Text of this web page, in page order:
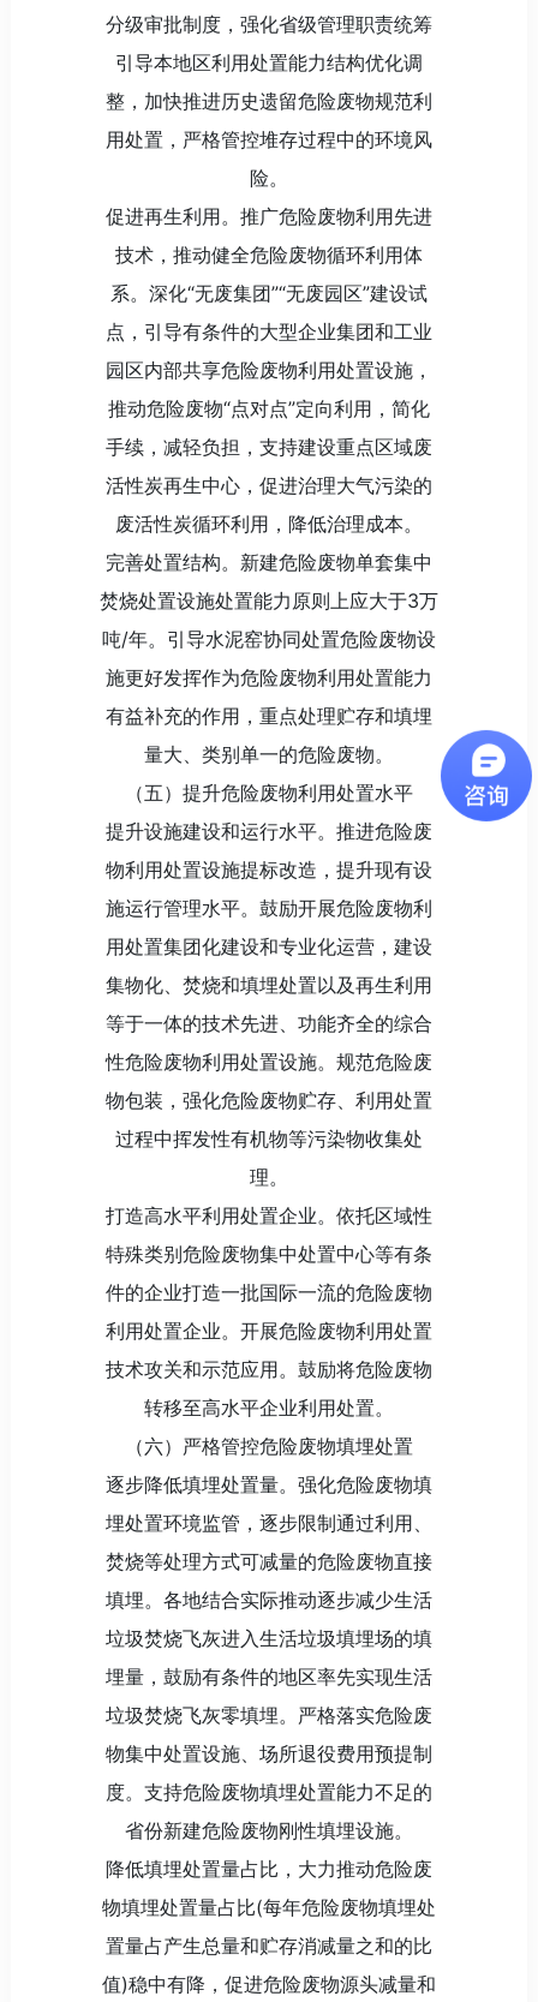
分级审批制度，强化省级管理职责统筹
引导本地区利用处置能力结构优化调
整，加快推进历史遗留危险废物规范利
用处置，严格管控堆存过程中的环境风
险。
促进再生利用。推广危险废物利用先进
技术，推动健全危险废物循环利用体
系。深化“无废集团”“无废园区”建设试
点，引导有条件的大型企业集团和工业
园区内部共享危险废物利用处置设施，
推动危险废物“点对点”定向利用，简化
手续，减轻负担，支持建设重点区域废
活性炭再生中心，促进治理大气污染的
废活性炭循环利用，降低治理成本。
完善处置结构。新建危险废物单套集中
焚烧处置设施处置能力原则上应大于3万
吨/年。引导水泥窑协同处置危险废物设
施更好发挥作为危险废物利用处置能力
有益补充的作用，重点处理贮存和填埋
量大、类别单一的危险废物。
（五）提升危险废物利用处置水平
提升设施建设和运行水平。推进危险废
物利用处置设施提标改造，提升现有设
施运行管理水平。鼓励开展危险废物利
用处置集团化建设和专业化运营，建设
集物化、焚烧和填埋处置以及再生利用
等于一体的技术先进、功能齐全的综合
性危险废物利用处置设施。规范危险废
物包装，强化危险废物贮存、利用处置
过程中挥发性有机物等污染物收集处
理。
打造高水平利用处置企业。依托区域性
特殊类别危险废物集中处置中心等有条
件的企业打造一批国际一流的危险废物
利用处置企业。开展危险废物利用处置
技术攻关和示范应用。鼓励将危险废物
转移至高水平企业利用处置。
（六）严格管控危险废物填埋处置
逐步降低填埋处置量。强化危险废物填
埋处置环境监管，逐步限制通过利用、
焚烧等处理方式可减量的危险废物直接
填埋。各地结合实际推动逐步减少生活
垃圾焚烧飞灰进入生活垃圾填埋场的填
埋量，鼓励有条件的地区率先实现生活
垃圾焚烧飞灰零填埋。严格落实危险废
物集中处置设施、场所退役费用预提制
度。支持危险废物填埋处置能力不足的
省份新建危险废物刚性填埋设施。
降低填埋处置量占比，大力推动危险废
物填埋处置量占比(每年危险废物填埋处
置量占产生总量和贮存消减量之和的比
值)稳中有降，促进危险废物源头减量和